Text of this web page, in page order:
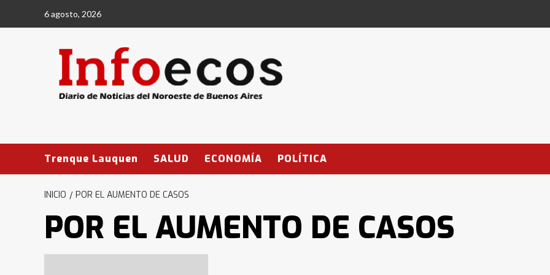
6 agosto, 2026
Trenque Lauquen SALUD ECONOMÍA POLÍTICA
INICIO POR EL AUMENTO DE CASOS
POR EL AUMENTO DE CASOS